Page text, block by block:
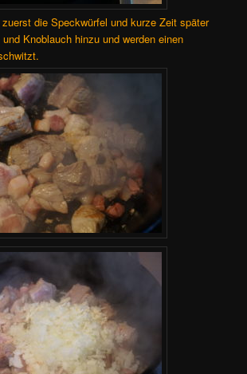
die Speckwürfel und kurze Zeit später
Knoblauch hinzu und werden einen